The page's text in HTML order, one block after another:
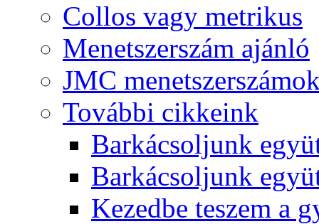
Collos vagy metrikus
Menetszerszám ajánló
JMC
További cikkeink
Barkácsoljunk
Barkácsoljunk
Kezedbe teszem a